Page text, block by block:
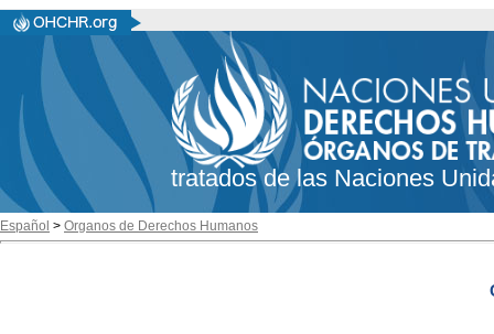
tratados de las Naciones
Español > Organos de Derechos Humanos